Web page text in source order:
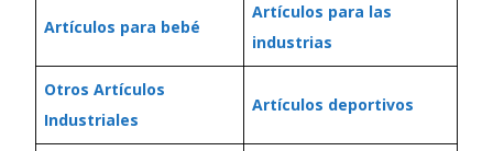
Artículos para bebé
Artículos para las
industrias
Otros Artículos
Industriales
Artículos deportivos